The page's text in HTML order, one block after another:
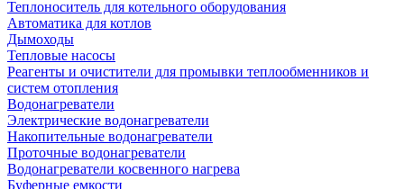
Теплоноситель для котельного оборудования
Автоматика для котлов
Дымоходы
Тепловые насосы
Реагенты и очистители для промывки теплообменников и
систем отопления
Водонагреватели
Электрические водонагреватели
Накопительные водонагреватели
Проточные водонагреватели
Водонагреватели косвенного нагрева
Буферные емкости